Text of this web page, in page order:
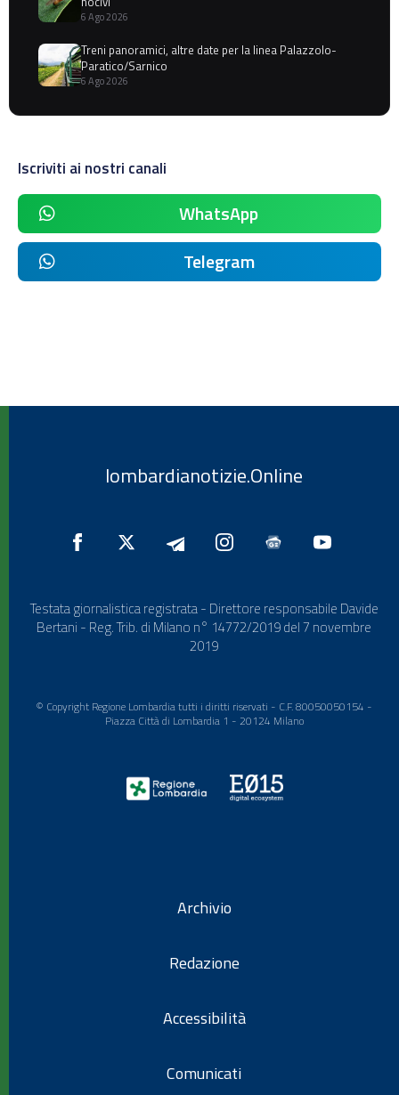
6 Ago 2026
Treni panoramici, altre date per la linea Palazzolo-
Paratico/Sarnico
6 Ago 2026
Iscriviti ai nostri canali
WhatsApp
Telegram
lombardianotizie.Online
Testata giornalistica registrata - Direttore responsabile Davide
Bertani - Reg. Trib. di Milano n° 14772/2019 del 7 novembre
2019
© Copyright Regione Lombardia tutti i diritti riservati - C.F. 80050050154 -
Piazza Città di Lombardia 1 - 20124 Milano
Archivio
Redazione
Accessibilità
Comunicati